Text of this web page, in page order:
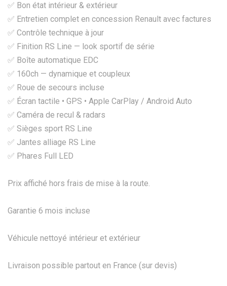
✅ Bon état intérieur & extérieur
✅ Entretien complet en concession Renault avec factures
✅ Contrôle technique à jour
✅ Finition RS Line — look sportif de série
✅ Boîte automatique EDC
✅ 160ch — dynamique et coupleux
✅ Roue de secours incluse
✅ Écran tactile • GPS • Apple CarPlay / Android Auto
✅ Caméra de recul & radars
✅ Sièges sport RS Line
✅ Jantes alliage RS Line
✅ Phares Full LED
Prix affiché hors frais de mise à la route.
Garantie 6 mois incluse
Véhicule nettoyé intérieur et extérieur
Livraison possible partout en France (sur devis)